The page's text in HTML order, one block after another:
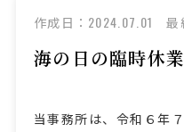
作成日： 2024.07.01 最
海の日の臨時休
当事務所は、令和６年